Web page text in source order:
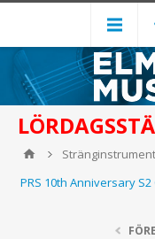
Stränginstrument
PRS 10th Anniversary